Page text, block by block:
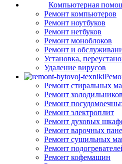
Компьютерная
Ремонт компьютеров
Ремонт ноутбуков
Ремонт нетбуков
Ремонт моноблоков
Ремонт и
Установка,
Удаление вирусов
Ремонт стиральных
Ремонт холодильников
Ремонт
Ремонт электроплит
Ремонт духовых
Ремонт варочных
Ремонт сушильных
Ремонт
Ремонт кофемашин